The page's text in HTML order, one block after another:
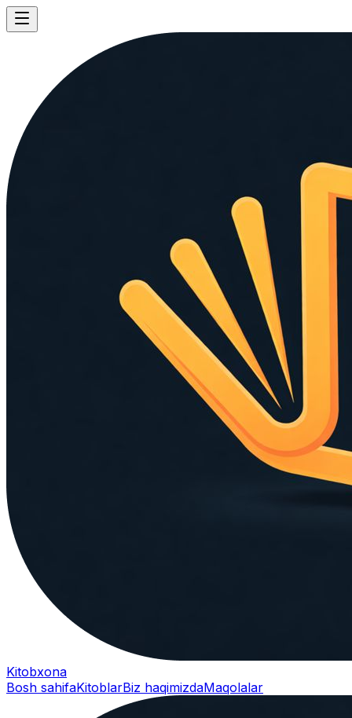
Kitobxona
Bosh sahifaKitoblarBiz haqimizdaMaqolalar